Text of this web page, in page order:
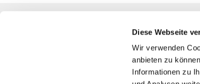
Diese Webseite
Wir verwenden
anbieten zu
Informationen zu
Katholische Kirchengemeinde
Pfarrei St. Benedikt Teltow-